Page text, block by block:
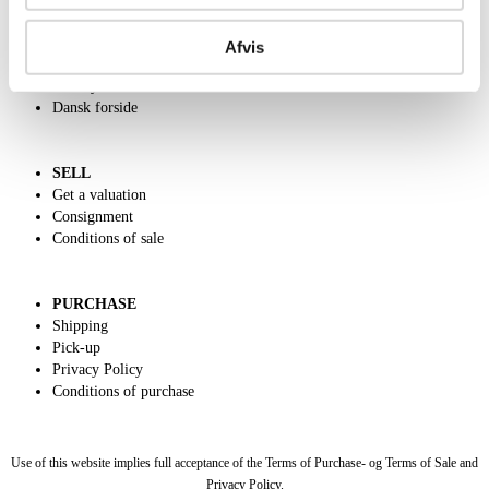
Afvis
ABOUT US
Dansk forside
SELL
Get a valuation
Consignment
Conditions of sale
PURCHASE
Shipping
Pick-up
Privacy Policy
Conditions of purchase
Use of this website implies full acceptance of the Terms of Purchase- og Terms of Sale and
Privacy Policy.